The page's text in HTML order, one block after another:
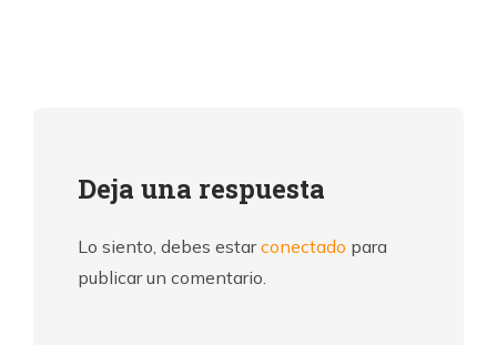
Deja una respuesta
Lo siento, debes estarconectado para
publicar un comentario.